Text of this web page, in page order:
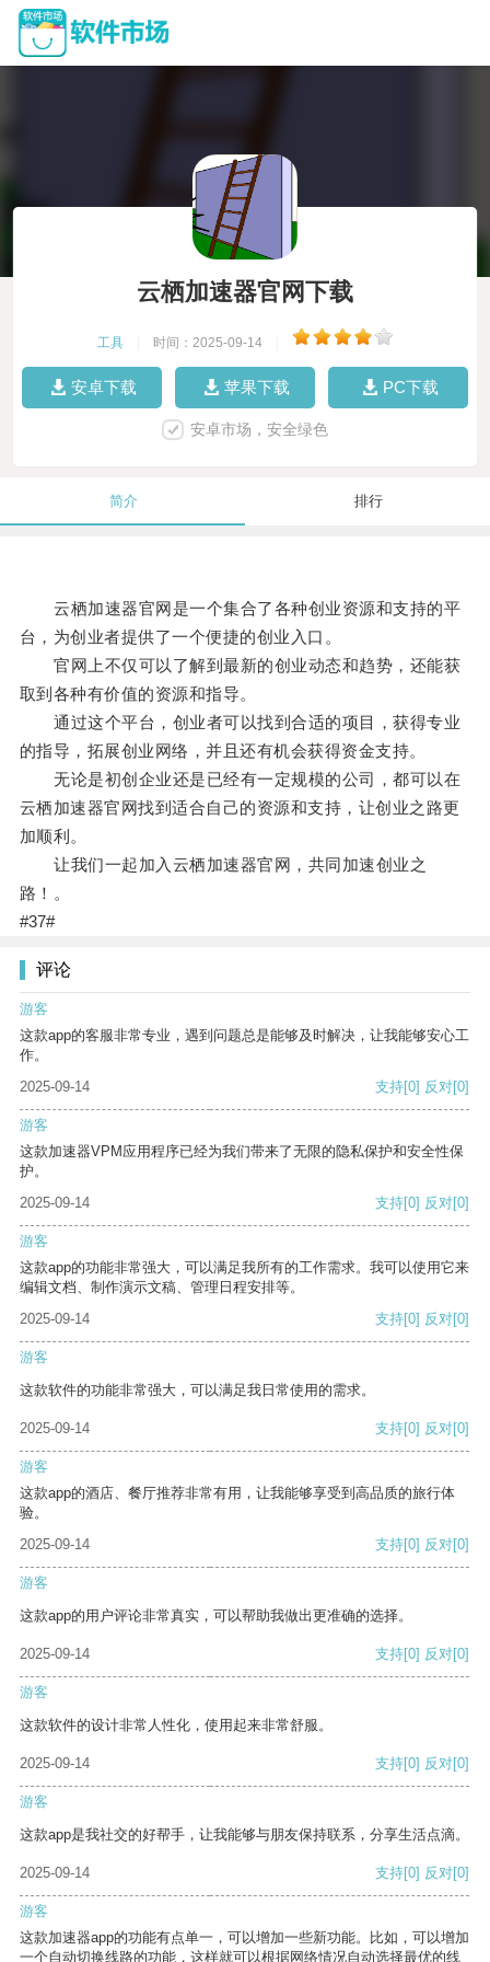
云栖加速器官网下载
工具 时间：2025-09-14
安卓下载 苹果下载 PC下载
安卓市场，安全绿色
简介 排行
云栖加速器官网是一个集合了各种创业资源和支持的平
台，为创业者提供了一个便捷的创业入口。
官网上不仅可以了解到最新的创业动态和趋势，还能获
取到各种有价值的资源和指导。
通过这个平台，创业者可以找到合适的项目，获得专业
的指导，拓展创业网络，并且还有机会获得资金支持。
无论是初创企业还是已经有一定规模的公司，都可以在
云栖加速器官网找到适合自己的资源和支持，让创业之路更
加顺利。
让我们一起加入云栖加速器官网，共同加速创业之
路！。
#37#
评论
游客
这款app的客服非常专业，遇到问题总是能够及时解决，让我能够安心工
作。
2025-09-14
支持[0] 反对[0]
游客
这款加速器VPM应用程序已经为我们带来了无限的隐私保护和安全性保
护。
2025-09-14
支持[0] 反对[0]
游客
这款app的功能非常强大，可以满足我所有的工作需求。我可以使用它来
编辑文档、制作演示文稿、管理日程安排等。
2025-09-14
支持[0] 反对[0]
游客
这款软件的功能非常强大，可以满足我日常使用的需求。
2025-09-14 支持[0] 反对[0]
游客
这款app的酒店、餐厅推荐非常有用，让我能够享受到高品质的旅行体
验。
2025-09-14
支持[0] 反对[0]
游客
这款app的用户评论非常真实，可以帮助我做出更准确的选择。
2025-09-14 支持[0] 反对[0]
游客
这款软件的设计非常人性化，使用起来非常舒服。
2025-09-14 支持[0] 反对[0]
游客
这款app是我社交的好帮手，让我能够与朋友保持联系，分享生活点滴。
2025-09-14 支持[0] 反对[0]
游客
这款加速器app的功能有点单一，可以增加一些新功能。比如，可以增加
一个自动切换线路的功能，这样就可以根据网络情况自动选择最优的线